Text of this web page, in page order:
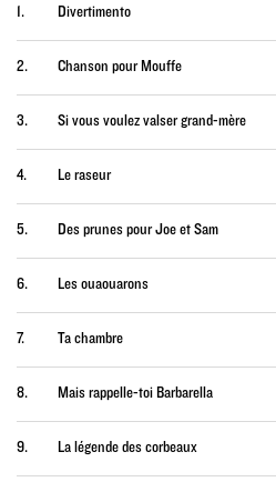
1. Divertimento
2. Chanson pour Mouffe
3. Si vous voulez valser grand-mère
4. Le raseur
5. Des prunes pour Joe et Sam
6. Les ouaouarons
7. Ta chambre
8. Mais rappelle-toi Barbarella
9. La légende des corbeaux